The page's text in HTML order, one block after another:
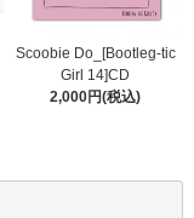
Scoobie Do_[Bootleg-tic
Girl 14]CD
2,000円(税込)